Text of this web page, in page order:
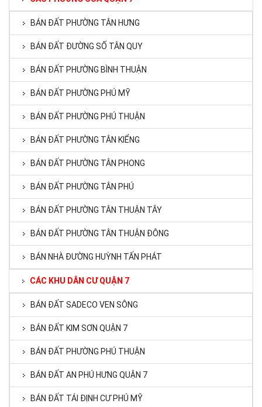
BÁN ĐẤT PHƯỜNG TÂN HƯNG
BÁN ĐẤT ĐƯỜNG SỐ TÂN QUY
BÁN ĐẤT PHƯỜNG BÌNH THUẬN
BÁN ĐẤT PHƯỜNG PHÚ MỸ
BÁN ĐẤT PHƯỜNG PHÚ THUẬN
BÁN ĐẤT PHƯỜNG TÂN KIỂNG
BÁN ĐẤT PHƯỜNG TÂN PHONG
BÁN ĐẤT PHƯỜNG TÂN PHÚ
BÁN ĐẤT PHƯỜNG TÂN THUẬN TÂY
BÁN ĐẤT PHƯỜNG TÂN THUẬN ĐÔNG
BÁN NHÀ ĐƯỜNG HUỲNH TẤN PHÁT
CÁC KHU DÂN CƯ QUẬN 7
BÁN ĐẤT SADECO VEN SÔNG
BÁN ĐẤT KIM SƠN QUẬN 7
BÁN ĐẤT PHƯỜNG PHÚ THUẬN
BÁN ĐẤT AN PHÚ HƯNG QUẬN 7
BÁN ĐẤT TÁI ĐỊNH CƯ PHÚ MỸ